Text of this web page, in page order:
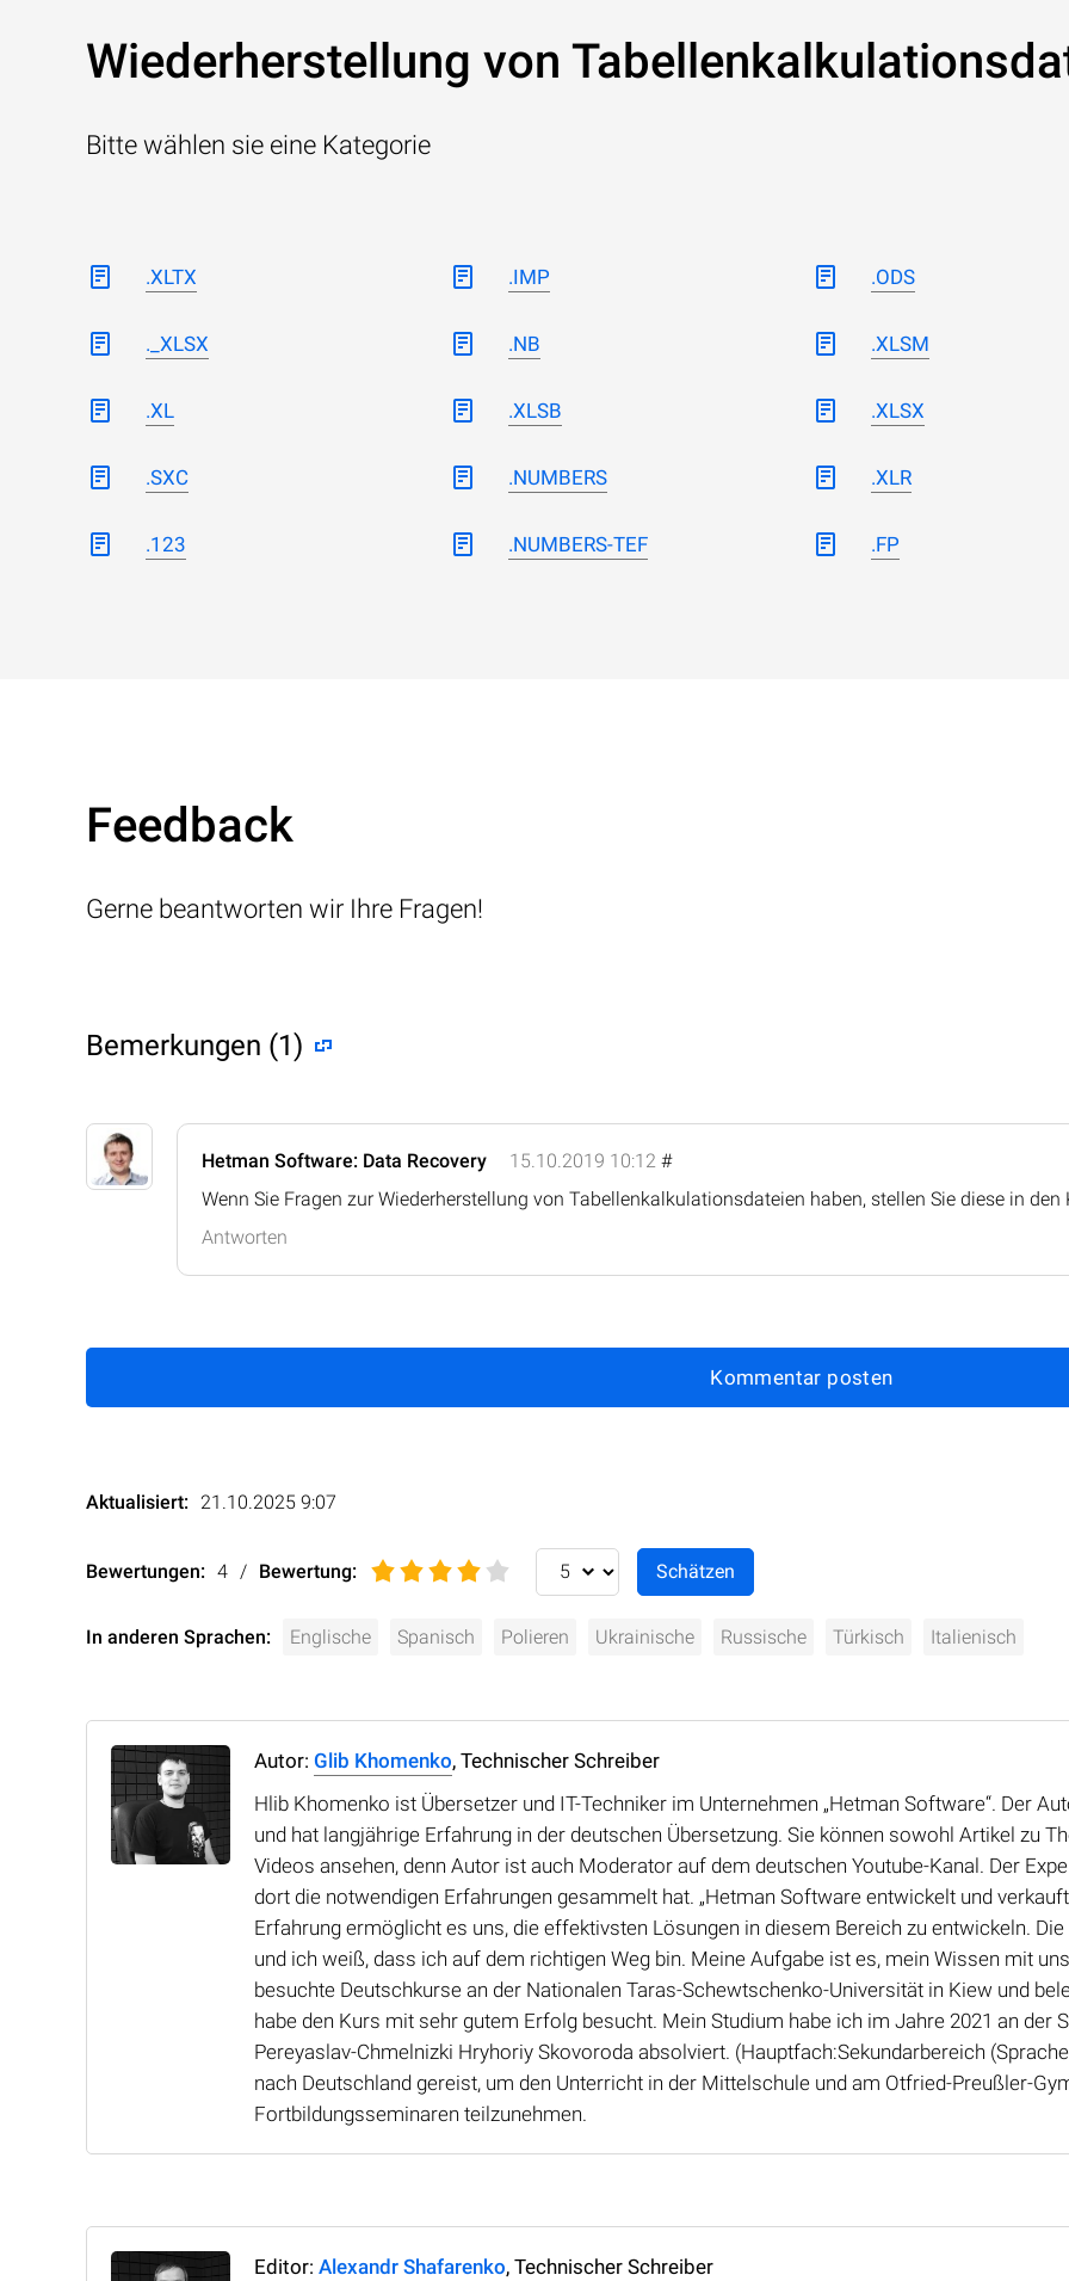
Wiederherstellung von
Bitte wählen sie eine Kategorie
.XLTX
._XLSX
.XL
.SXC
.123
.IMP
.NB
.XLSB
.NUMBERS
.NUMBERS-TEF
.ODS
.XLSM
.XLSX
.XLR
.FP
Feedback
Gerne beantworten wir Ihre Fragen!
Bemerkungen (1)
Hetman Software: Data Recovery 15.10.2019 10:12 #
Wenn Sie Fragen zur Wiederherstellung von Tabellenkalkulationsdateien haben, stellen Sie diese in den
Antworten
Kommentar posten
Aktualisiert: 21.10.2025 9:07
Bewertungen: 4 / Bewertung:
In anderen Sprachen: Englische Spanisch Polieren Ukrainische Russische Türkisch Italienisch
Autor: Glib Khomenko, Technischer Schreiber
Hlib Khomenko ist Übersetzer und IT-Techniker im Unternehmen „Hetman Software“. Der
und hat langjährige Erfahrung in der deutschen Übersetzung. Sie können sowohl Artikel zu
Videos ansehen, denn Autor ist auch Moderator auf dem deutschen Youtube-Kanal. Der
dort die notwendigen Erfahrungen gesammelt hat. „Hetman Software entwickelt und
Erfahrung ermöglicht es uns, die effektivsten Lösungen in diesem Bereich zu entwickeln.
und ich weiß, dass ich auf dem richtigen Weg bin. Meine Aufgabe ist es, mein Wissen mit
besuchte Deutschkurse an der Nationalen Taras-Schewtschenko-Universität in Kiew und
habe den Kurs mit sehr gutem Erfolg besucht. Mein Studium habe ich im Jahre 2021 an der
Pereyaslav-Chmelnizki Hryhoriy Skovoroda absolviert. (Hauptfach:Sekundarbereich
nach Deutschland gereist, um den Unterricht in der Mittelschule und am Otfried-Preußler-
Fortbildungsseminaren teilzunehmen.
Editor: Alexandr Shafarenko, Technischer Schreiber